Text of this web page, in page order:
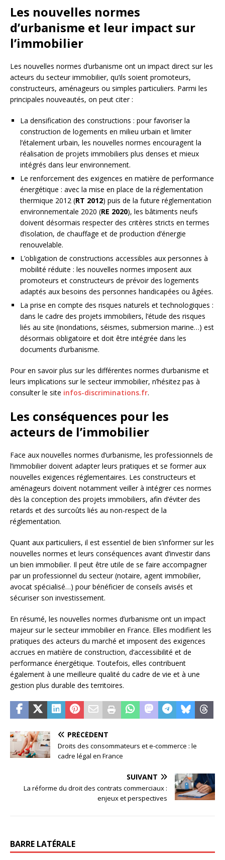
Les nouvelles normes
d’urbanisme et leur impact sur
l’immobilier
Les nouvelles normes d’urbanisme ont un impact direct sur les
acteurs du secteur immobilier, qu’ils soient promoteurs,
constructeurs, aménageurs ou simples particuliers. Parmi les
principales nouveautés, on peut citer :
La densification des constructions : pour favoriser la
construction de logements en milieu urbain et limiter
l’étalement urbain, les nouvelles normes encouragent la
réalisation de projets immobiliers plus denses et mieux
intégrés dans leur environnement.
Le renforcement des exigences en matière de performance
énergétique : avec la mise en place de la réglementation
thermique 2012 (RT 2012) puis de la future réglementation
environnementale 2020 (RE 2020), les bâtiments neufs
doivent désormais respecter des critères stricts en termes
d’isolation, de chauffage et de production d’énergie
renouvelable.
L’obligation de constructions accessibles aux personnes à
mobilité réduite : les nouvelles normes imposent aux
promoteurs et constructeurs de prévoir des logements
adaptés aux besoins des personnes handicapées ou âgées.
La prise en compte des risques naturels et technologiques :
dans le cadre des projets immobiliers, l’étude des risques
liés au site (inondations, séismes, submersion marine…) est
désormais obligatoire et doit être intégrée dans les
documents d’urbanisme.
Pour en savoir plus sur les différentes normes d’urbanisme et
leurs implications sur le secteur immobilier, n’hésitez pas à
consulter le site infos-discriminations.fr.
Les conséquences pour les
acteurs de l’immobilier
Face aux nouvelles normes d’urbanisme, les professionnels de
l’immobilier doivent adapter leurs pratiques et se former aux
nouvelles exigences réglementaires. Les constructeurs et
aménageurs doivent notamment veiller à intégrer ces normes
dès la conception des projets immobiliers, afin d’éviter des
retards et des surcoûts liés au non-respect de la
réglementation.
Quant aux particuliers, il est essentiel de bien s’informer sur les
nouvelles normes et leurs conséquences avant d’investir dans
un bien immobilier. Il peut être utile de se faire accompagner
par un professionnel du secteur (notaire, agent immobilier,
avocat spécialisé…) pour bénéficier de conseils avisés et
sécuriser son investissement.
En résumé, les nouvelles normes d’urbanisme ont un impact
majeur sur le secteur immobilier en France. Elles modifient les
pratiques des acteurs du marché et imposent des exigences
accrues en matière de construction, d’accessibilité et de
performance énergétique. Toutefois, elles contribuent
également à une meilleure qualité du cadre de vie et à une
gestion plus durable des territoires.
PRÉCÉDENT
Droits des consommateurs et e-commerce : le
cadre légal en France
SUIVANT
La réforme du droit des contrats commerciaux :
enjeux et perspectives
BARRE LATÉRALE